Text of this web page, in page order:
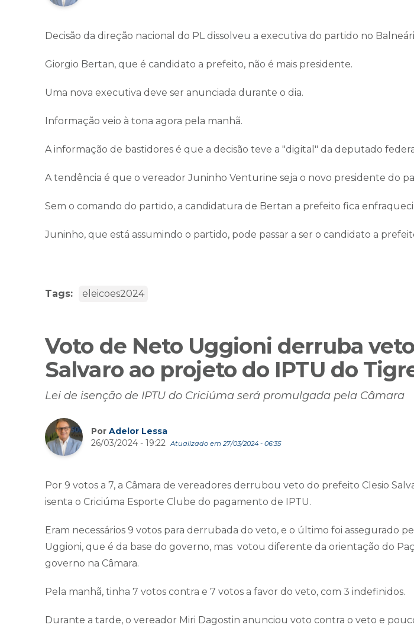
Decisão da direção nacional do PL dissolveu a executiva do partido no
Giorgio Bertan, que é candidato a prefeito, não é mais presidente.
Uma nova executiva deve ser anunciada durante o dia.
Informação veio à tona agora pela manhã.
A informação de bastidores é que a decisão teve a "digital" da deputado
A tendência é que o vereador Juninho Venturine seja o novo presidente do
Sem o comando do partido, a candidatura de Bertan a prefeito fica
Juninho, que está assumindo o partido, pode passar a ser o candidato a
Tags: eleicoes2024
Voto de Neto Uggioni derruba
Salvaro ao projeto do IPTU do
Lei de isenção de IPTU do Criciúma será promulgada pela Câmara
Por Adelor Lessa
26/03/2024 - 19:22 Atualizado em 27/03/2024 - 06:35
Por 9 votos a 7, a Câmara de vereadores derrubou veto do prefeito Clesio
isenta o Criciúma Esporte Clube do pagamento de IPTU.
Eram necessários 9 votos para derrubada do veto, e o último foi assegurado
Uggioni, que é da base do governo, mas votou diferente da orientação do
governo na Câmara.
Pela manhã, tinha 7 votos contra e 7 votos a favor do veto, com 3 indefinidos.
Durante a tarde, o vereador Miri Dagostin anunciou voto contra o veto e